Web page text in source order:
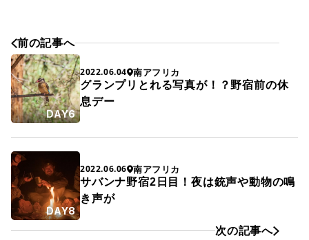
前の記事へ
DAY6
2022.06.04 南アフリカ
グランプリとれる写真が！？野宿前の休
息デー
次の記事へ
DAY8
2022.06.06 南アフリカ
サバンナ野宿2日目！夜は銃声や動物の鳴
き声が